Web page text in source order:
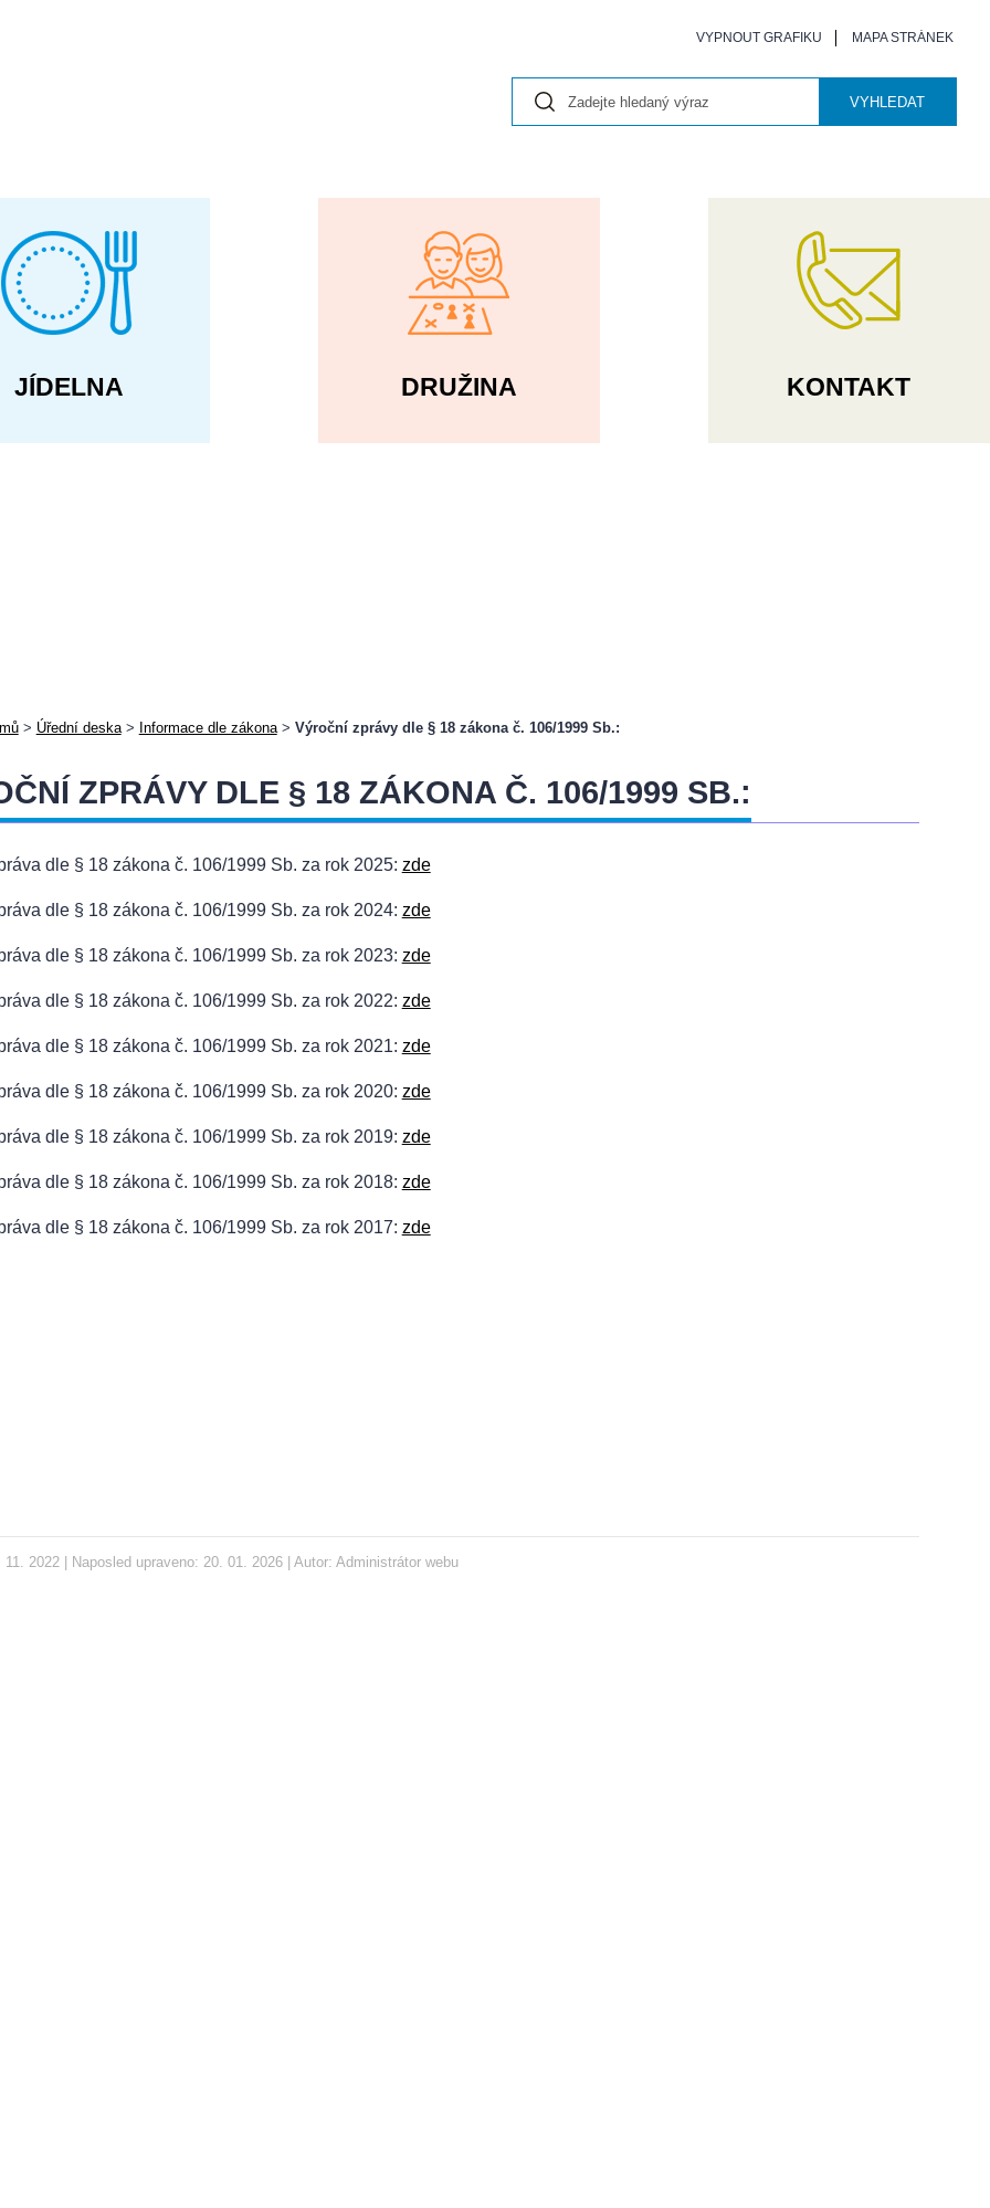
VYPNOUT GRAFIKU MAPA STRÁNEK
VYHLEDAT
JÍDELNA DRUŽINA KONTAKT
> Úřední deska> Informace dle zákona> Výroční zprávy dle § 18 zákona č. 106/1999 Sb.:
ZPRÁVY DLE § 18 ZÁKONA Č. 106/1999 SB.:
dle § 18 zákona č. 106/1999 Sb. za rok 2025: zde
dle § 18 zákona č. 106/1999 Sb. za rok 2024: zde
dle § 18 zákona č. 106/1999 Sb. za rok 2023: zde
dle § 18 zákona č. 106/1999 Sb. za rok 2022: zde
dle § 18 zákona č. 106/1999 Sb. za rok 2021: zde
dle § 18 zákona č. 106/1999 Sb. za rok 2020: zde
dle § 18 zákona č. 106/1999 Sb. za rok 2019: zde
dle § 18 zákona č. 106/1999 Sb. za rok 2018: zde
dle § 18 zákona č. 106/1999 Sb. za rok 2017: zde
2022 | Naposled upraveno: 20. 01. 2026 | Autor: Administrátor webu